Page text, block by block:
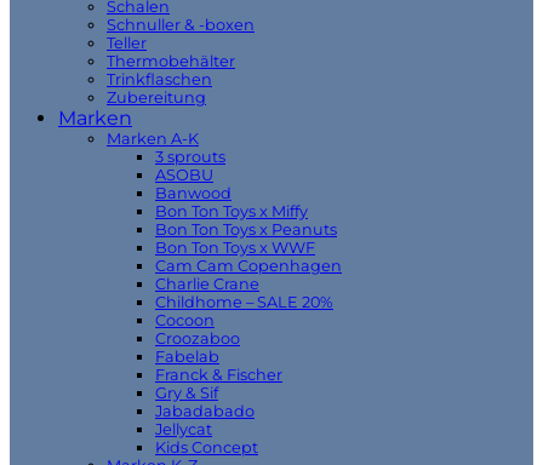
Schalen
Schnuller & -boxen
Teller
Thermobehälter
Trinkflaschen
Zubereitung
Marken
Marken A-K
3 sprouts
ASOBU
Banwood
Bon Ton Toys x Miffy
Bon Ton Toys x Peanuts
Bon Ton Toys x WWF
Cam Cam Copenhagen
Charlie Crane
Childhome – SALE 20%
Cocoon
Croozaboo
Fabelab
Franck & Fischer
Gry & Sif
Jabadabado
Jellycat
Kids Concept